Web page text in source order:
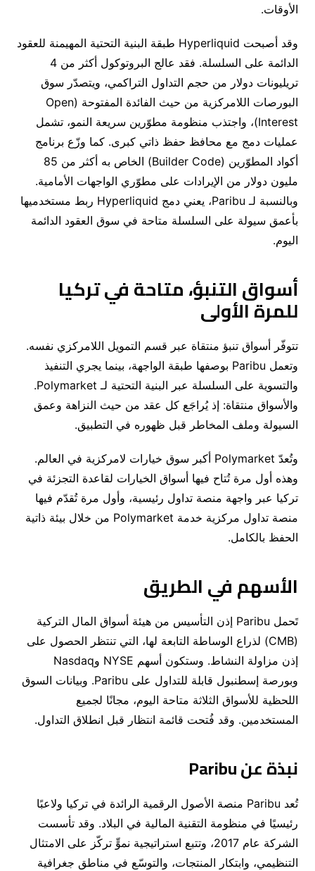
الأوقات.
وقد أصبحت Hyperliquid طبقة البنية التحتية المهيمنة للعقود
الدائمة على السلسلة. فقد عالج البروتوكول أكثر من 4
تريليونات دولار من حجم التداول التراكمي، ويتصدّر سوق
البورصات اللامركزية من حيث الفائدة المفتوحة (Open
Interest) ، واجتذب منظومة مطوّرين سريعة النمو، تشمل
عمليات دمج مع محافظ حفظ ذاتي كبرى. كما وزّع برنامج
أكواد المطوّرين (
Builder Code
) الخاص به أكثر من 85
مليون دولار من الإيرادات على مطوّري الواجهات الأمامية.
وبالنسبة لـ Paribu، يعني دمج Hyperliquid ربط مستخدميها
بأعمق سيولة على السلسلة متاحة في سوق العقود الدائمة
اليوم.
أسواق التنبؤ، متاحة في تركيا
للمرة الأولى
تتوفّر أسواق تنبؤ منتقاة عبر قسم التمويل اللامركزي نفسه.
وتعمل Paribu بوصفها طبقة الواجهة، بينما يجري التنفيذ
والتسوية على السلسلة عبر البنية التحتية لـ Polymarket
.
والأسواق منتقاة: إذ يُراجَع كل عقد من حيث النزاهة وعمق
السيولة وملف المخاطر قبل ظهوره في التطبيق.
وتُعدّ Polymarket أكبر سوق خيارات لامركزية في العالم.
وهذه أول مرة تُتاح فيها أسواق الخيارات لقاعدة التجزئة في
تركيا عبر واجهة منصة تداول رئيسية، وأول مرة تُقدّم فيها
منصة تداول مركزية خدمة Polymarket من خلال بيئة ذاتية
الحفظ بالكامل.
الأسهم في الطريق
تَحمل Paribu إذن التأسيس من هيئة أسواق المال التركية
(
CMB
) لذراع الوساطة التابعة لها، التي تنتظر الحصول على
إذن مزاولة النشاط. وستكون أسهم NYSE وNasdaq
وبورصة إسطنبول قابلة للتداول على Paribu
. وبيانات السوق
اللحظية للأسواق الثلاثة متاحة اليوم، مجانًا لجميع
المستخدمين. وقد فُتحت قائمة انتظار قبل انطلاق التداول.
نبذة عنParibu
تُعد Paribu منصة الأصول الرقمية الرائدة في تركيا ولاعبًا
رئيسيًا في منظومة التقنية المالية في البلاد. وقد تأسست
الشركة عام 2017، وتتبع استراتيجية نموٍّ تركّز على الامتثال
التنظيمي، وابتكار المنتجات، والتوسّع في مناطق جغرافية